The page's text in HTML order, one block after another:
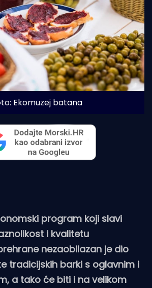
Ekomuzej batana
program koji slavi
i kvalitetu
nezaobilazan je dio
tradicijskih barki s oglavnim i
a tako će biti i na velikom